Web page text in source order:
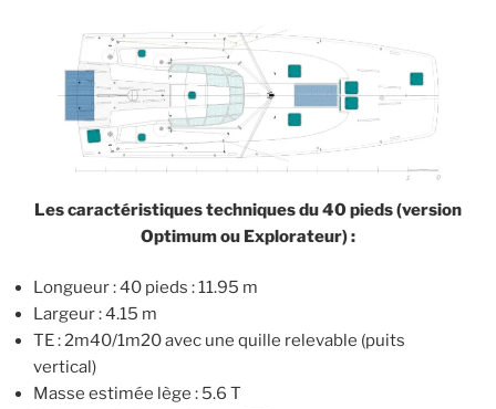
Les caractéristiques techniques du 40 pieds (version
Optimum ou Explorateur) :
Longueur : 40 pieds : 11.95 m
Largeur : 4.15 m
TE : 2m40/1m20 avec une quille relevable (puits
vertical)
Masse estimée lège : 5.6 T